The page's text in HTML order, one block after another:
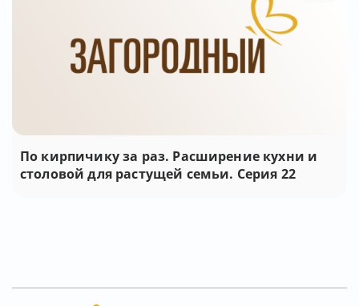
По кирпичику за раз. Расширение кухни и
столовой для растущей семьи. Серия 22